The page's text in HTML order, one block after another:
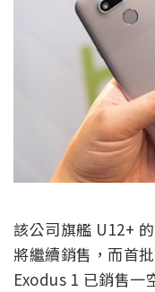
該公司旗艦 U12+
將繼續銷售，而首
Exodus 1 已銷售一